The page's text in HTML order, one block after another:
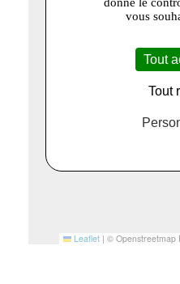
Leaflet | © Openstreetmap
vous
Tout
Tout